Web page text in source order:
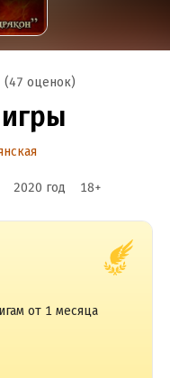
(47 оценок)
2020 год 18+
от 1 месяца